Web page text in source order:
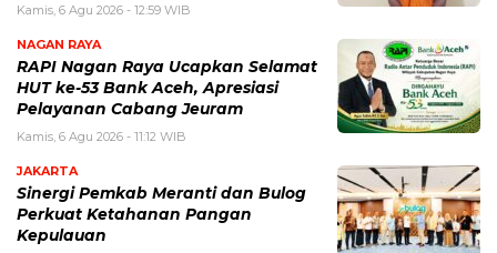
Kamis, 6 Agu 2026 - 12:59 WIB
NAGAN RAYA
RAPI Nagan Raya Ucapkan Selamat
HUT ke-53 Bank Aceh, Apresiasi
Pelayanan Cabang Jeuram
Kamis, 6 Agu 2026 - 11:12 WIB
JAKARTA
Sinergi Pemkab Meranti dan Bulog
Perkuat Ketahanan Pangan
Kepulauan